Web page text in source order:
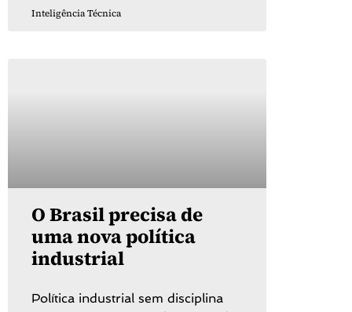
Inteligência Técnica
O Brasil precisa de
uma nova política
industrial
Política industrial sem disciplina